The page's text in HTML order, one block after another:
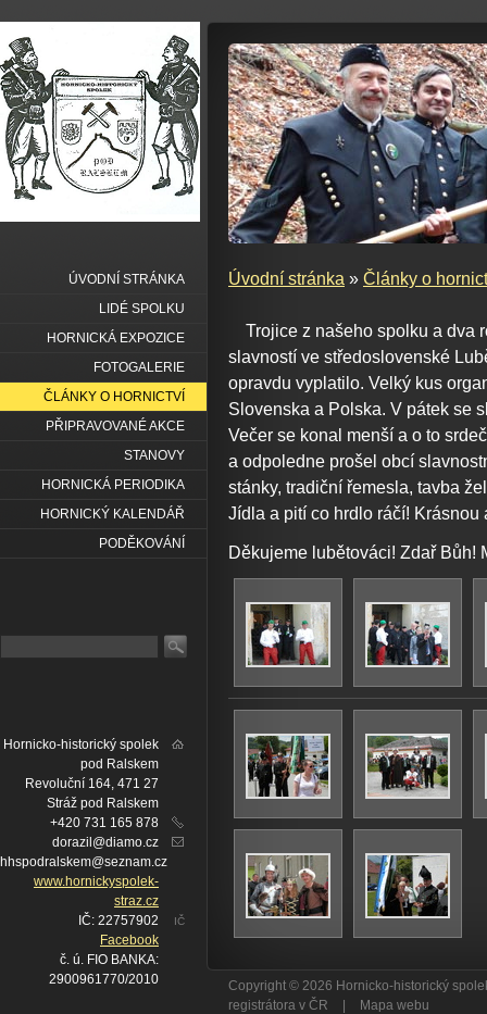
Úvodní stránka » Články o
Trojice z našeho spolku a dva
slavností ve středoslovenské
opravdu vyplatilo. Velký kus
Slovenska a Polska. V pátek se
Večer se konal menší a o to
a odpoledne prošel obcí
stánky, tradiční řemesla, tavba
Jídla a pití co hrdlo ráčí!
Děkujeme lubětováci! Zdař Bůh!
ÚVODNÍ STRÁNKA
LIDÉ SPOLKU
HORNICKÁ EXPOZICE
FOTOGALERIE
ČLÁNKY O HORNICTVÍ
PŘIPRAVOVANÉ AKCE
STANOVY
HORNICKÁ PERIODIKA
HORNICKÝ KALENDÁŘ
PODĚKOVÁNÍ
Hornicko-historický spolek
pod Ralskem
Revoluční 164, 471 27
Stráž pod Ralskem
+420 731 165 878
dorazil@diamo.cz
hhspodralskem@seznam.cz
www.hornickyspolek-
straz.cz
IČ
IČ: 22757902
Facebook
č. ú. FIO BANKA:
2900961770/2010
Copyright © 2026 Hornicko-historický
registrátora v ČR
Mapa webu